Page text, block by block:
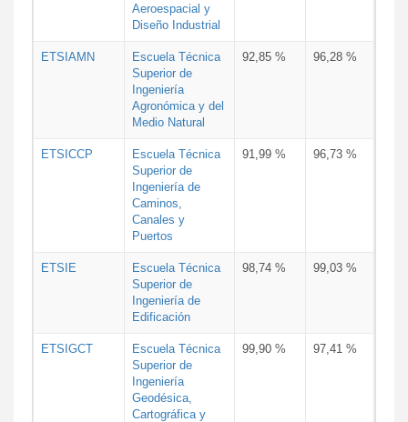
Aeroespacial y
Diseño Industrial
ETSIAMN
Escuela Técnica
Superior de
Ingeniería
Agronómica y del
Medio Natural
92,85 % 96,28 %
ETSICCP
Escuela Técnica
Superior de
Ingeniería de
Caminos,
Canales y
Puertos
91,99 % 96,73 %
ETSIE
Escuela Técnica
Superior de
Ingeniería de
Edificación
98,74 % 99,03 %
ETSIGCT
Escuela Técnica
Superior de
Ingeniería
Geodésica,
Cartográfica y
99,90 % 97,41 %